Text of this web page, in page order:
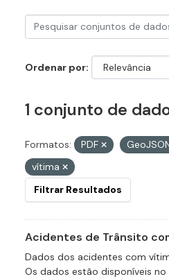
Ordenar por
1 conjunto de
Formatos: PDF
vítima
Filtrar Resultados
Acidentes de Trânsito
Dados dos acidentes com
Os dados estão disponíveis